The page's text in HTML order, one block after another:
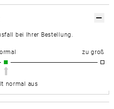
bei Ihrer Bestellung.
zu groß
normal aus